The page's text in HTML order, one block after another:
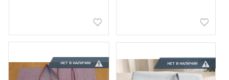
НЕТ В НАЛИЧИИ НЕТ В НАЛИЧИИ